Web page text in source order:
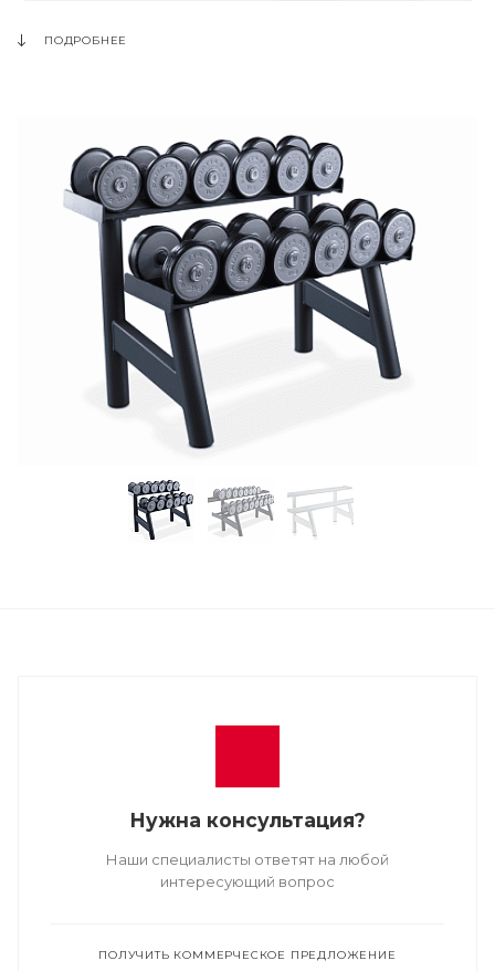
ПОДРОБНЕЕ
Нужна консультация?
Наши специалисты ответят на любой
интересующий вопрос
ПОЛУЧИТЬ КОММЕРЧЕСКОЕ ПРЕДЛОЖЕНИЕ